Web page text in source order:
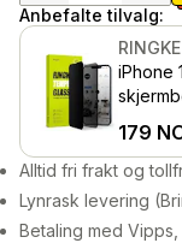
Anbefalte tilvalg:
RINGKE
iPhone
179
Alltid fri frakt og
Lynrask levering
Betaling med